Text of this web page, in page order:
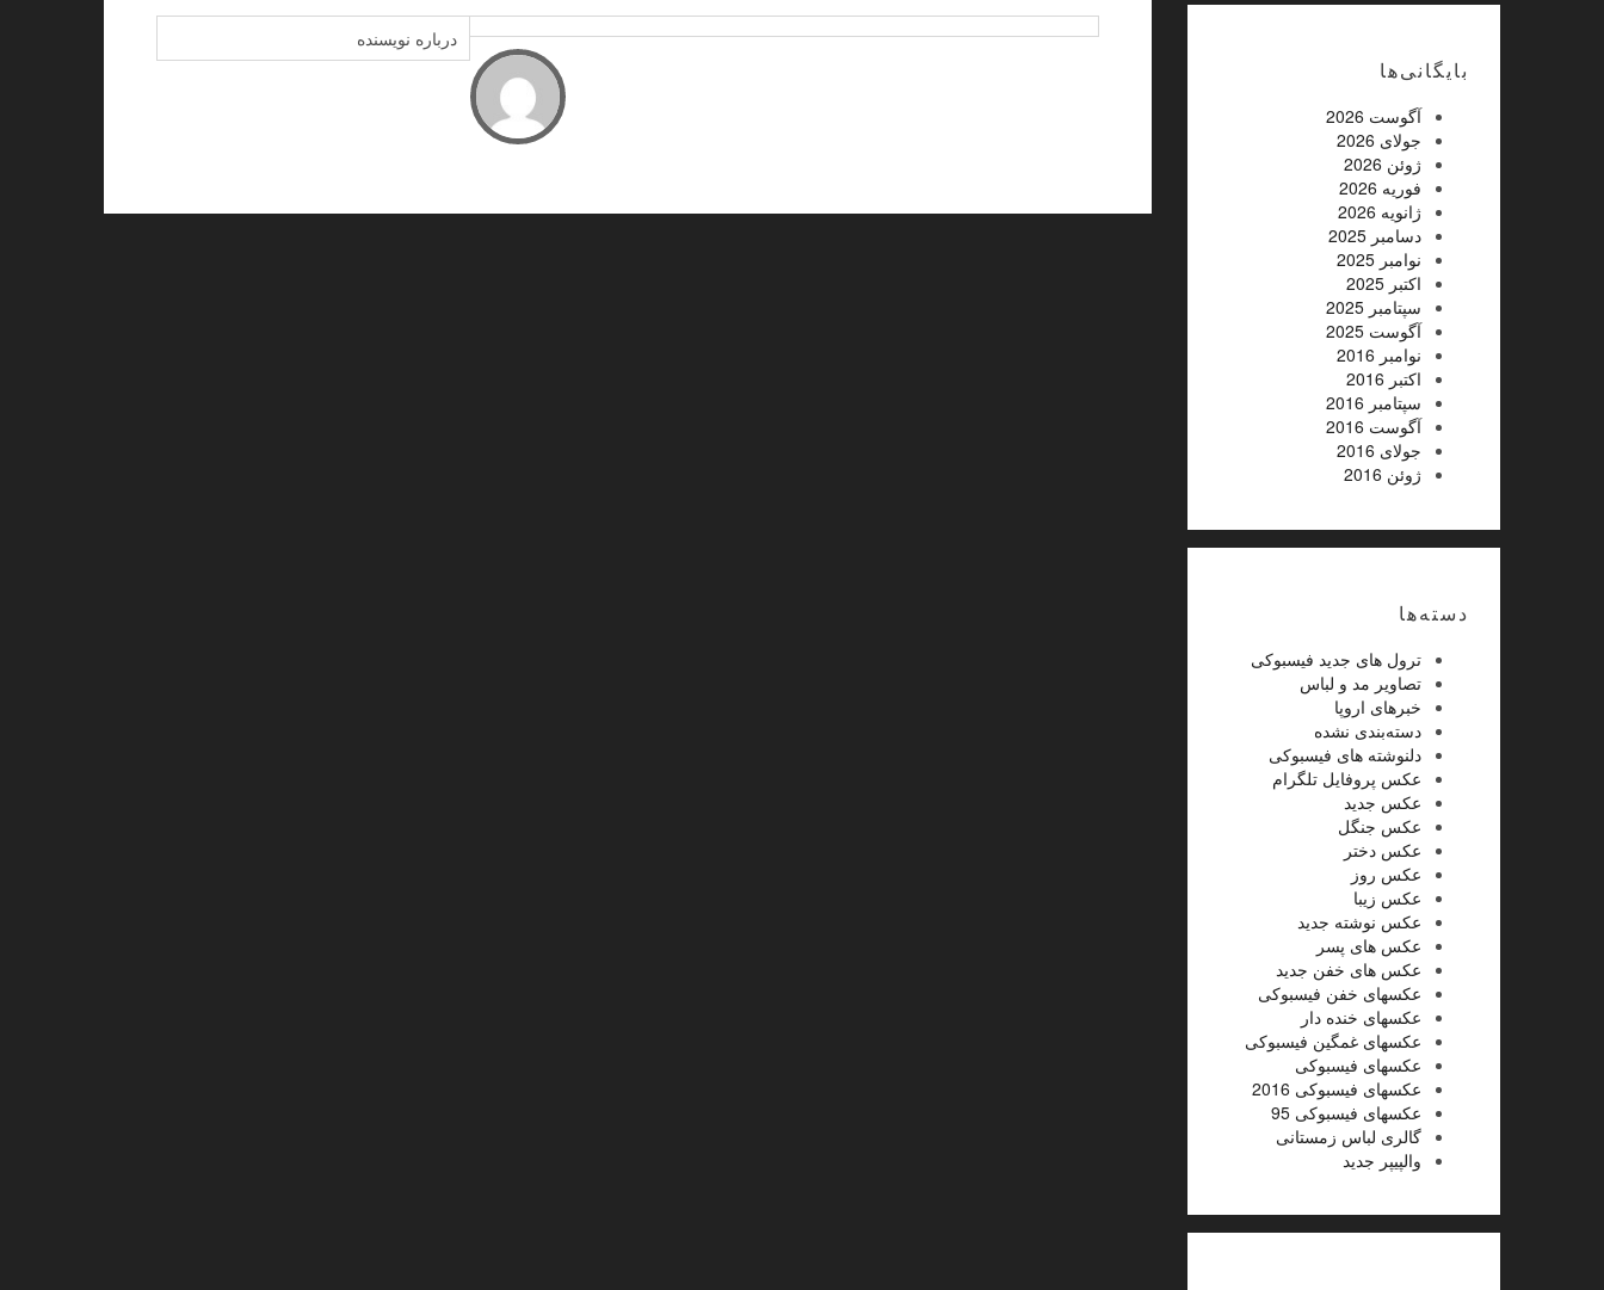
درباره نویسنده
بایگانی‌ها
آگوست 2026
جولای 2026
ژوئن 2026
فوریه 2026
ژانویه 2026
دسامبر 2025
نوامبر 2025
اکتبر 2025
سپتامبر 2025
آگوست 2025
نوامبر 2016
اکتبر 2016
سپتامبر 2016
آگوست 2016
جولای 2016
ژوئن 2016
دسته‌ها
ترول های جدید فیسبوکی
تصاویر مد و لباس
خبرهای اروپا
دسته‌بندی نشده
دلنوشته های فیسبوکی
عکس پروفایل تلگرام
عکس جدید
عکس جنگل
عکس دختر
عکس روز
عکس زیبا
عکس نوشته جدید
عکس های پسر
عکس های خفن جدید
عکسهای خفن فیسبوکی
عکسهای خنده دار
عکسهای غمگین فیسبوکی
عکسهای فیسبوکی
عکسهای فیسبوکی 2016
عکسهای فیسبوکی 95
گالری لباس زمستانی
والپیپر جدید